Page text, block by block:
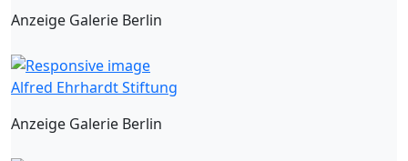
Anzeige Galerie Berlin
Alfred Ehrhardt Stiftung
Anzeige Galerie Berlin